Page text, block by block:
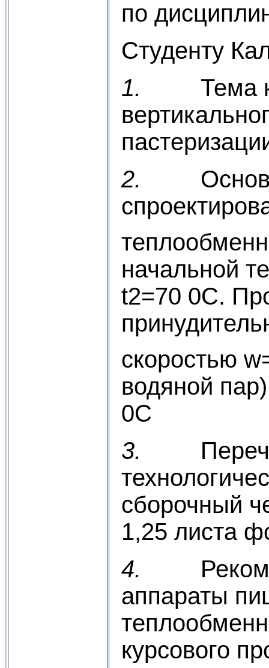
по
Студенту
1. Тема
2.
начальной
t2=70 0C.
скоростью
водяной
0С
3.
сборочный
1,25 листа
4.
аппараты
курсового